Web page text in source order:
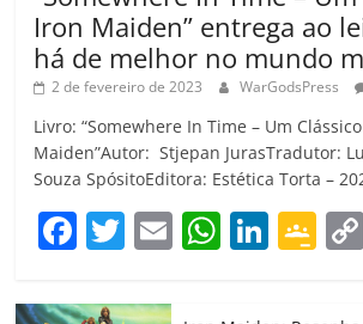
Iron Maiden” entrega ao
há de melhor no mundo
2 de fevereiro de 2023 WarGodsPress
Livro: “Somewhere In Time – Um
Maiden”Autor: Stjepan JurasTradutor:
Souza SpósitoEditora: Estética Torta –
F
c
T
itt
E W
at
Li G